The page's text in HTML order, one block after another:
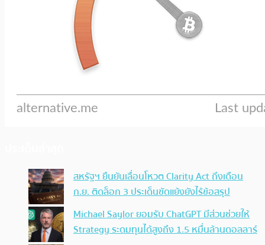
สหรัฐฯ ยืนยันเลื่อนโหวต Clarity Act ถึงเดือน
ก.ย. ติดล็อก 3 ประเด็นขัดแย้งยังไร้ข้อสรุป
Michael Saylor ยอมรับ ChatGPT มีส่วนช่วยให้
Strategy ระดมทุนได้สูงถึง 1.5 หมื่นล้านดอลลาร์